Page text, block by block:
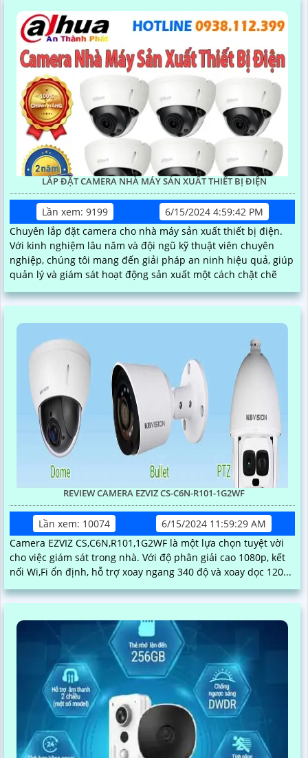
LẮP ĐẶT CAMERA NHÀ MÁY SẢN XUẤT THIẾT BỊ ĐIỆN
Lần xem: 9199
6/15/2024 4:59:42 PM
Chuyên lắp đặt camera cho nhà máy sản xuất thiết bị điện.
Với kinh nghiệm lâu năm và đội ngũ kỹ thuật viên chuyên
nghiệp, chúng tôi mang đến giải pháp an ninh hiệu quả, giúp
quản lý và giám sát hoạt động sản xuất một cách chặt chẽ
REVIEW CAMERA EZVIZ CS-C6N-R101-1G2WF
Lần xem: 10074
6/15/2024 11:59:29 AM
Camera EZVIZ CS,C6N,R101,1G2WF là một lựa chọn tuyệt vời
cho việc giám sát trong nhà. Với độ phân giải cao 1080p, kết
nối Wi,Fi ổn định, hỗ trợ xoay ngang 340 độ và xoay dọc 120...